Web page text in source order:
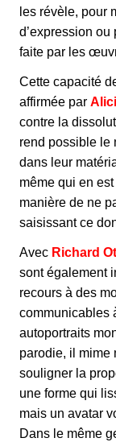
les révèle, pour
d’expression ou
faite par les
Cette capacité
affirmée par
contre la
rend possible le
dans leur
même qui en
manière de ne
saisissant ce
Avec Richard
sont également
recours à des
communicables
autoportraits
parodie, il mime
souligner la
une forme qui
mais un avatar
Dans le même